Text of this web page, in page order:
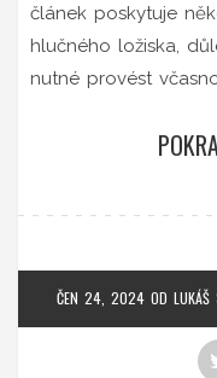
článek poskytuje
hlučného ložiska,
nutné provést
ČEN 24, 2024 OD LUKÁŠ